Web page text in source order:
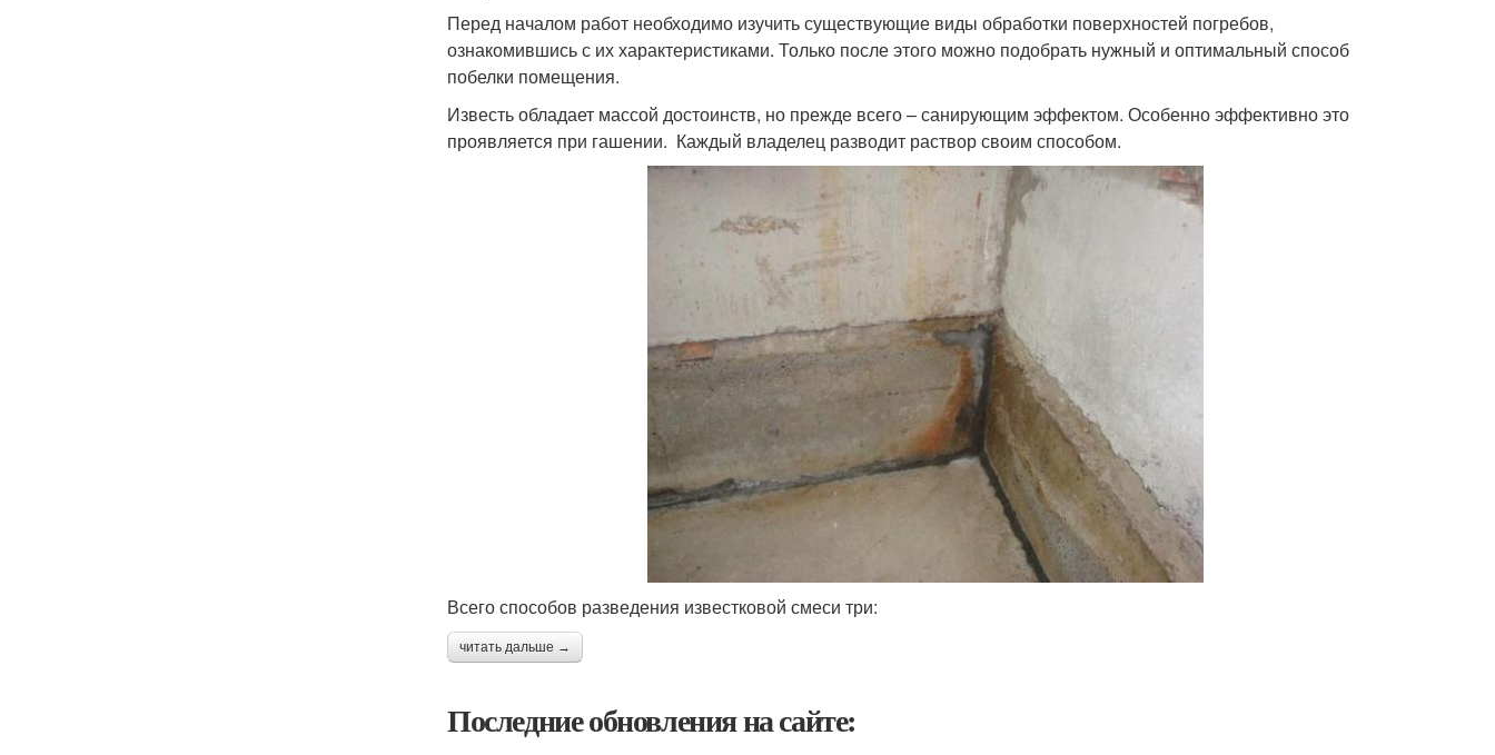
Перед началом работ необходимо изучить существующие виды обработки поверхностей погребов,
ознакомившись с их характеристиками. Только после этого можно подобрать нужный и оптимальный способ
побелки помещения.
Известь обладает массой достоинств, но прежде всего – санирующим эффектом. Особенно эффективно это
проявляется при гашении. Каждый владелец разводит раствор своим способом.
Всего способов разведения известковой смеси три:
читать дальше →
Последние обновления на сайте: